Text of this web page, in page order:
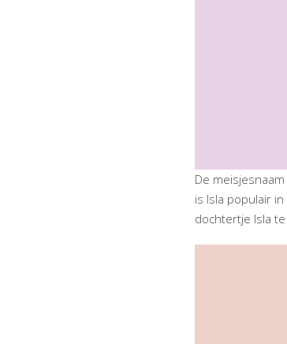
De
is Isla populair
dochtertje Isla